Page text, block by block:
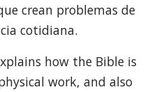
crean problemas de
cotidiana.
how the Bible is
work, and also